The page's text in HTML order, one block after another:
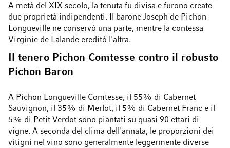
A metà del XIX secolo, la tenuta fu divisa e furono create
due proprietà indipendenti. Il barone Joseph de Pichon-
Longueville ne conservò una parte, mentre la contessa
Virginie de Lalande ereditò l'altra.
Il tenero Pichon Comtesse contro il robusto
Pichon Baron
A Pichon Longueville Comtesse, il 55% di Cabernet
Sauvignon, il 35% di Merlot, il 5% di Cabernet Franc e il
5% di Petit Verdot sono piantati su quasi 90 ettari di
vigne. A seconda del clima dell'annata, le proporzioni dei
vitigni nel vino sono generalmente leggermente diverse